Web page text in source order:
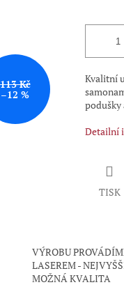
113 Kč
–12 %
Kvalitní
podušky
Detailní
TISK
VÝROBU
LASEREM -
MOŽNÁ KVALITA